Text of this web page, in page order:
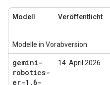
Modell Veröffentlicht
Modelle in Vorabversion
gemini-
robotics-
er-1 . 6-
14. April 2026